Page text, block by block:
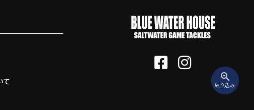
zoom_in
絞り込み
て